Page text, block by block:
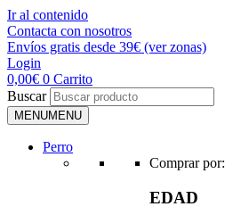
Ir al contenido
Contacta con nosotros
Envíos gratis desde 39€ (ver zonas)
Login
0,00€ 0 Carrito
Buscar
MENUMENU
Perro
Comprar por:
EDAD